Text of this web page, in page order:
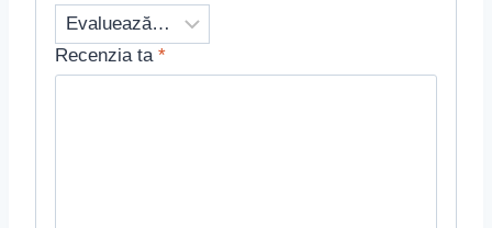
Recenzia ta *